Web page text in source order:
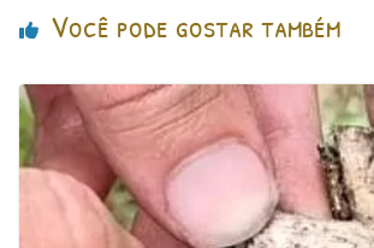
Você pode gostar também